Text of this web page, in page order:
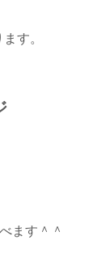
す。
ます＾＾